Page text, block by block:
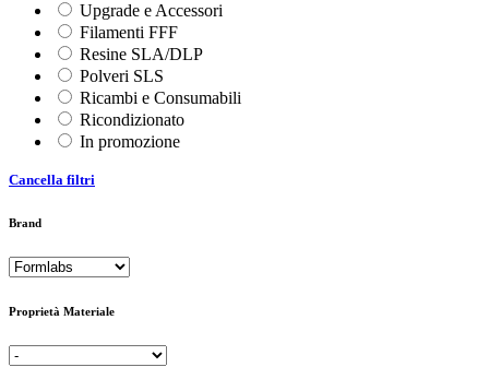
Upgrade e Accessori
Filamenti FFF
Resine SLA/DLP
Polveri SLS
Ricambi e Consumabili
Ricondizionato
In promozione
Cancella filtri
Brand
Proprietà Materiale